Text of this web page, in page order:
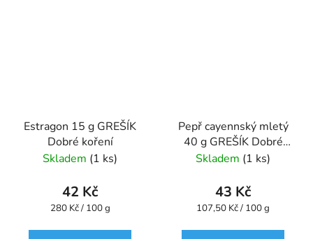
Estragon 15 g GREŠÍK
Dobré koření
Skladem (1 ks)
42 Kč
Měrná
280 Kč / 100 g
Pepř cayennský mletý
40 g GREŠÍK Dobré
koření
Skladem (1 ks)
43 Kč
Měrná
107,50 Kč / 100 g